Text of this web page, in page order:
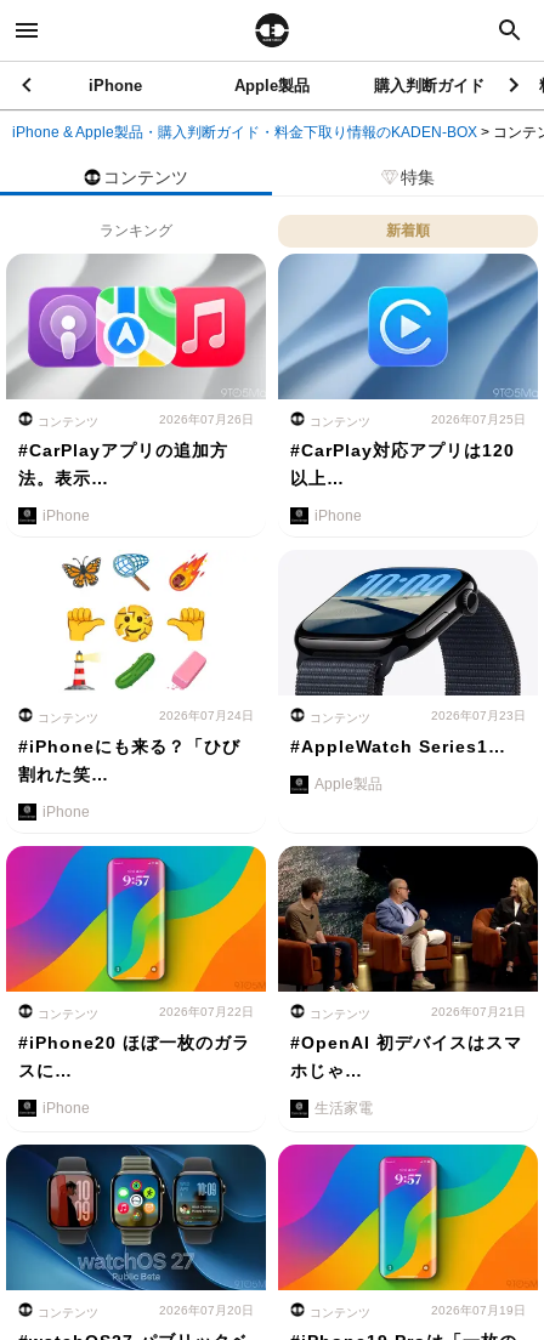
iPhone Apple製品 購入判断ガイド
iPhone & Apple製品・購入判断ガイド・料金下取り情報のKADEN-BOX > コンテ
コンテンツ 特集
ランキング 新着順
コンテンツ 2026年07月26日
#CarPlayアプリの追加方
法。表示…
iPhone
コンテンツ 2026年07月25日
#CarPlay対応アプリは120
以上…
iPhone
コンテンツ 2026年07月24日
#iPhoneにも来る？「ひび
割れた笑…
iPhone
コンテンツ 2026年07月23日
#AppleWatch Series1…
Apple製品
コンテンツ 2026年07月22日
#iPhone20 ほぼ一枚のガラ
スに…
iPhone
コンテンツ 2026年07月21日
#OpenAI 初デバイスはスマ
ホじゃ…
生活家電
コンテンツ 2026年07月20日 コンテンツ 2026年07月19日